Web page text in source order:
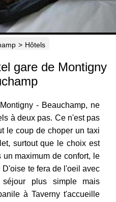
Hôtels
Taxis
Transports
Horaires
> Hôtels
gare de Montigny
- Beauchamp, ne
à deux pas. Ce n'est pas
le coup de choper un taxi
surtout que le choix est
maximum de confort, le
te fera de l'oeil avec
plus simple mais
à Taverny t'accueille